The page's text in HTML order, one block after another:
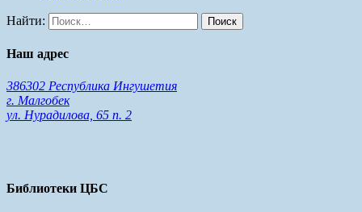
Найти:
Наш адрес
386302 Республика Ингушетия
г. Малгобек
ул. Нурадилова, 65 п. 2
Библиотеки ЦБС